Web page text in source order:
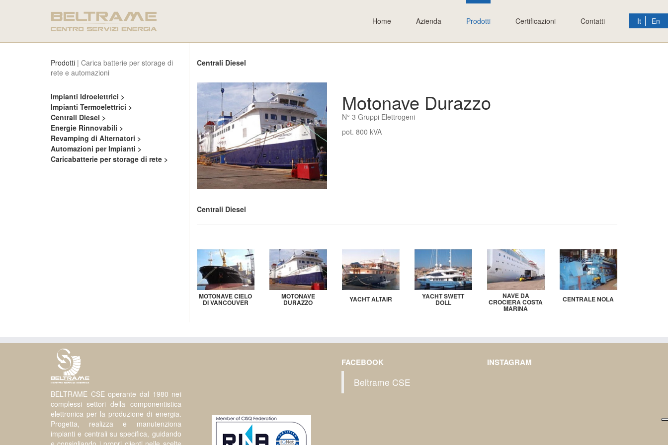
Home Azienda Prodotti Certificazioni Contatti It En
Prodotti | Carica batterie per storage di
rete e automazioni
Impianti Idroelettrici >
Impianti Termoelettrici >
Centrali Diesel >
Energie Rinnovabili >
Revamping di Alternatori >
Automazioni per Impianti >
Caricabatterie per storage di rete >
Centrali Diesel
Motonave Durazzo
N° 3 Gruppi Elettrogeni
pot. 800 kVA
Centrali Diesel
MOTONAVE CIELO
DI VANCOUVER
MOTONAVE
DURAZZO YACHT ALTAIR YACHT SWETT
DOLL
NAVE DA
CROCIERA COSTA
MARINA
CENTRALE NOLA
BELTRAME CSE operante dal 1980 nei
complessi settori della componentistica
elettronica per la produzione di energia.
Progetta, realizza e manutenziona
impianti e centrali su specifica, guidando
FACEBOOK
Beltrame CSE
INSTAGRAM